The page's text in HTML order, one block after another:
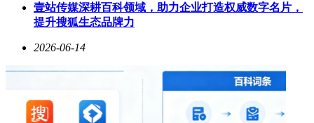
壹站传媒深耕百科领域，助力企业打造权威数字名片，
提升搜狐生态品牌力
2026-06-14